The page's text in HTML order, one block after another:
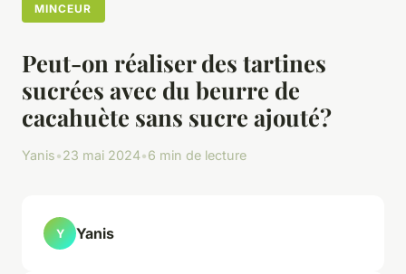
MINCEUR
Peut-on réaliser des tartines
sucrées avec du beurre de
cacahuète sans sucre ajouté?
Yanis•23 mai 2024•6 min de lecture
Y Yanis